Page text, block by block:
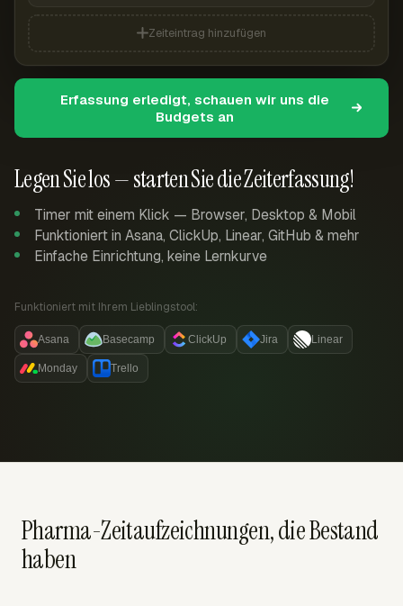
Legen Sie los — starten Sie die Zeiterfassung!
Timer mit einem Klick — Browser, Desktop & Mobil
Funktioniert in Asana, ClickUp, Linear, GitHub & mehr
Einfache Einrichtung, keine Lernkurve
Funktioniert mit Ihrem Lieblingstool:
Asana Basecamp ClickUp Jira Linear
Monday Trello
Zeiteintrag hinzufügen
Erfassung erledigt, schauen wir uns die
Budgets an
Pharma-Zeitaufzeichnungen, die Bestand
haben